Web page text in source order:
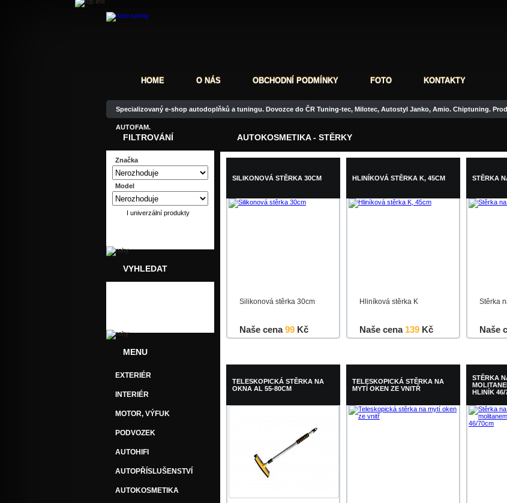
AUTOKOSMETIKA - STĚRKY
SILIKONOVÁ STĚRKA 30CM
Silikonová stěrka 30cm
Naše cena99 Kč
HLINÍKOVÁ STĚRKA K, 45CM
Hliníková stěrka K
Naše cena139 Kč
STĚRKA
Stěrka
Naše
TELESKOPICKÁ STĚRKA NA
OKNA AL 55-80CM
TELESKOPICKÁ STĚRKA NA
MYTÍ OKEN ZE VNITŘ
STĚRKA
HLINÍK 46/
FILTROVÁNÍ
Značka
Model
I univerzální produkty
VYHLEDAT
MENU
EXTERIÉR
INTERIÉR
MOTOR, VÝFUK
PODVOZEK
AUTOHIFI
AUTOPŘÍSLUŠENSTVÍ
AUTOKOSMETIKA
HOME O NÁS OBCHODNÍ PODMÍNKY FOTO KONTAKTY
Specializovaný e-shop autodoplňků a tuningu. Dovozce do ČR Tuning-tec, Milotec, Autostyl Janko, Amio. Chiptuning.
AUTOFAM.